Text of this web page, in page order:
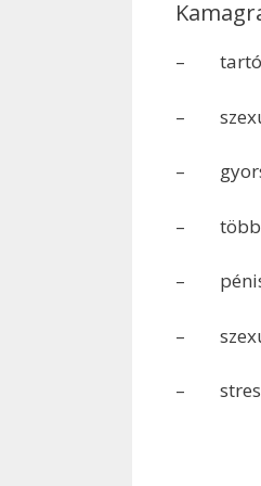
– tartós
–
– gyors
– több
–
–
–